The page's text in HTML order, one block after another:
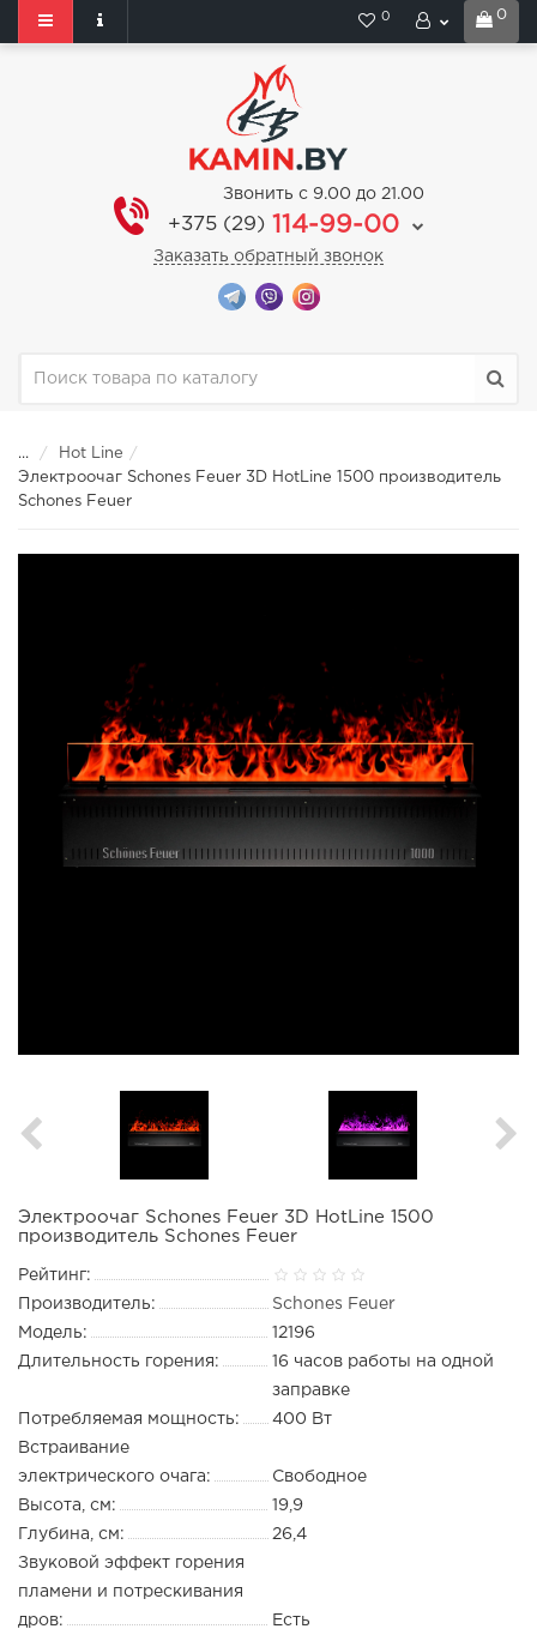
0
0
Звонить с 9.00 до 21.00
+375 (29) 114-99-00
Заказать обратный звонок
...
Hot Line
Электроочаг Schones Feuer 3D HotLine 1500 производитель
Schones Feuer
Электроочаг Schones Feuer 3D HotLine 1500
производитель Schones Feuer
Рейтинг:
Производитель:
Schones Feuer
Модель:
12196
Длительность горения:
16 часов работы на одной
заправке
Потребляемая мощность:
400 Вт
Встраивание
электрического очага:
Свободное
Высота, см:
19,9
Глубина, см:
26,4
Звуковой эффект горения
пламени и потрескивания
дров:
Есть